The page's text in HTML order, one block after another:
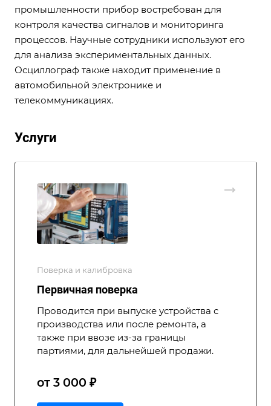
промышленности прибор востребован для
контроля качества сигналов и мониторинга
процессов. Научные сотрудники используют его
для анализа экспериментальных данных.
Осциллограф также находит применение в
автомобильной электронике и
телекоммуникациях.
Услуги
Поверка и калибровка
Первичная поверка
Проводится при выпуске устройства с
производства или после ремонта, а
также при ввозе из-за границы
партиями, для дальнейшей продажи.
от 3 000 ₽